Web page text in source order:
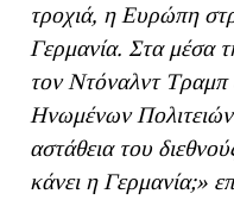
τροχιά, η Ευρώπη
Γερμανία. Στα μέσα
τον Ντόναλντ Τραμπ
Ηνωμένων Πολιτειών
αστάθεια του
κάνει η Γερμανία;»